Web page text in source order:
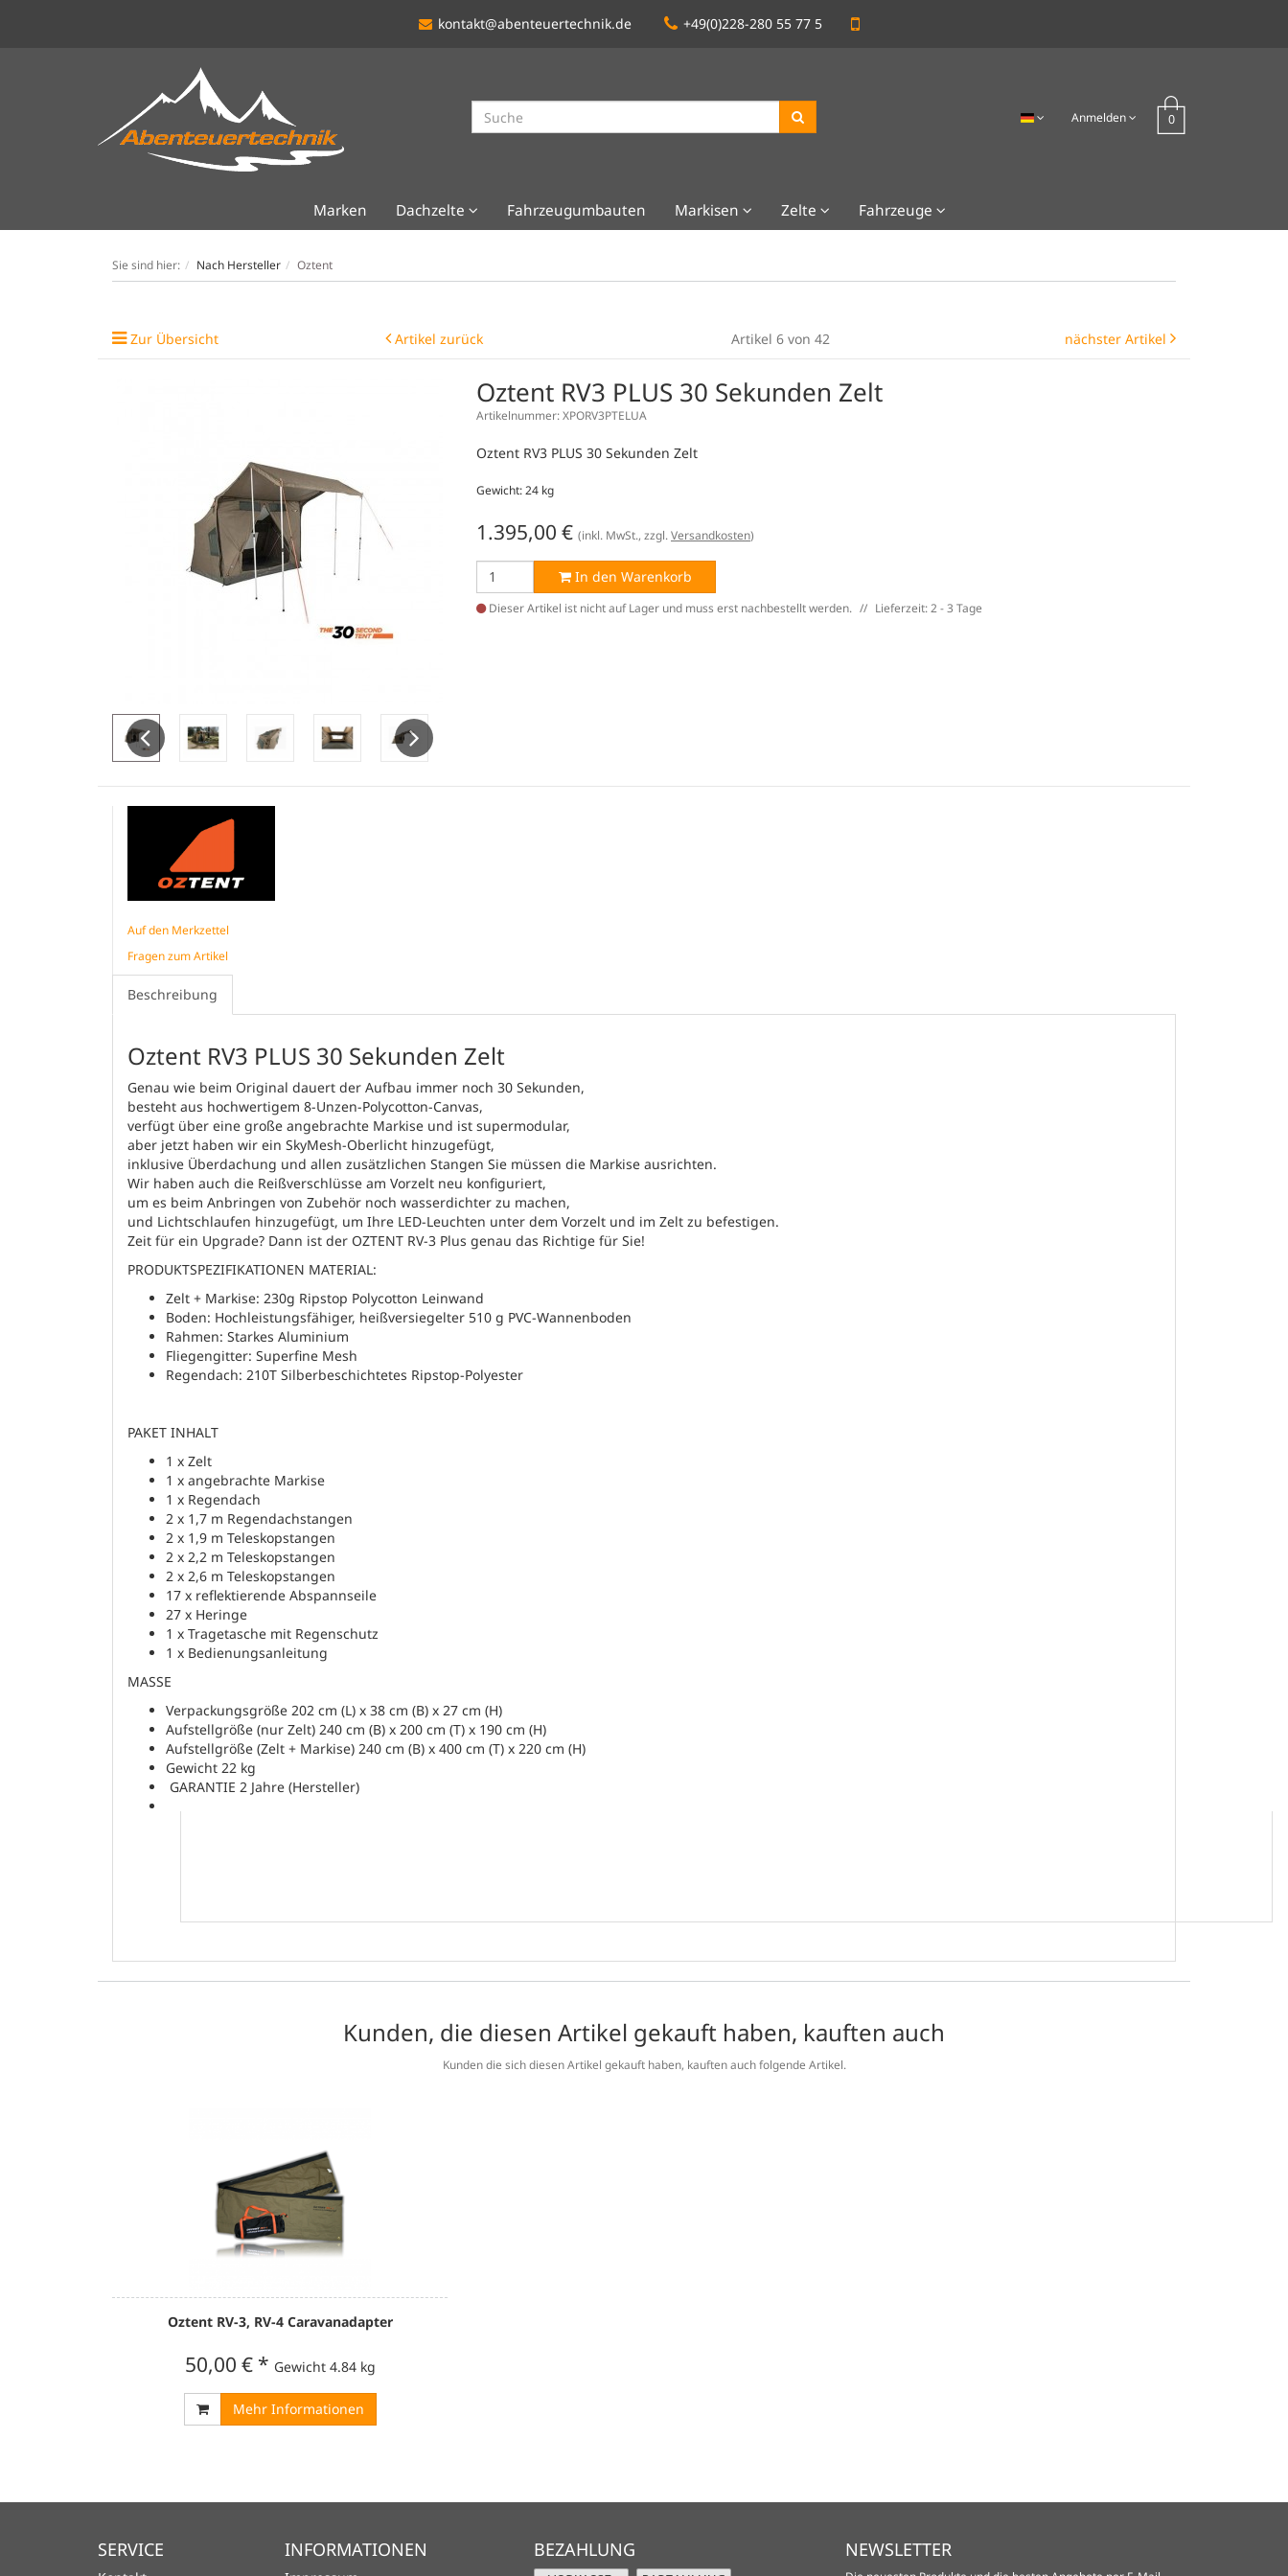
kontakt@abenteuertechnik.de +49(0)228-280 55 77 5
Anmelden
Marken Dachzelte Fahrzeugumbauten Markisen Zelte Fahrzeuge
Sie sind hier: Nach Hersteller Oztent
Zur Übersicht Artikel zurück Artikel 6 von 42 nächster Artikel
Previous Next
Oztent RV3 PLUS 30 Sekunden Zelt
Artikelnummer: XPORV3PTELUA
Oztent RV3 PLUS 30 Sekunden Zelt
Gewicht: 24 kg
1.395,00 € (inkl. MwSt., zzgl.Versandkosten)
In den Warenkorb
Dieser Artikel ist nicht auf Lager und muss erst nachbestellt werden. Lieferzeit: 2 - 3 Tage
Auf den Merkzettel
Fragen zum Artikel
Beschreibung
Oztent RV3 PLUS 30 Sekunden Zelt
Genau wie beim Original dauert der Aufbau immer noch 30 Sekunden,
besteht aus hochwertigem 8-Unzen-Polycotton-Canvas,
verfügt über eine große angebrachte Markise und ist supermodular,
aber jetzt haben wir ein SkyMesh-Oberlicht hinzugefügt,
inklusive Überdachung und allen zusätzlichen Stangen Sie müssen die Markise ausrichten.
Wir haben auch die Reißverschlüsse am Vorzelt neu konfiguriert,
um es beim Anbringen von Zubehör noch wasserdichter zu machen,
und Lichtschlaufen hinzugefügt, um Ihre LED-Leuchten unter dem Vorzelt und im Zelt zu befestigen.
Zeit für ein Upgrade? Dann ist der OZTENT RV-3 Plus genau das Richtige für Sie!
PRODUKTSPEZIFIKATIONEN MATERIAL:
Zelt + Markise: 230g Ripstop Polycotton Leinwand
Boden: Hochleistungsfähiger, heißversiegelter 510 g PVC-Wannenboden
Rahmen: Starkes Aluminium
Fliegengitter: Superfine Mesh
Regendach: 210T Silberbeschichtetes Ripstop-Polyester
PAKET INHALT
1 x Zelt
1 x angebrachte Markise
1 x Regendach
2 x 1,7 m Regendachstangen
2 x 1,9 m Teleskopstangen
2 x 2,2 m Teleskopstangen
2 x 2,6 m Teleskopstangen
17 x reflektierende Abspannseile
27 x Heringe
1 x Tragetasche mit Regenschutz
1 x Bedienungsanleitung
MASSE
Verpackungsgröße 202 cm (L) x 38 cm (B) x 27 cm (H)
Aufstellgröße (nur Zelt) 240 cm (B) x 200 cm (T) x 190 cm (H)
Aufstellgröße (Zelt + Markise) 240 cm (B) x 400 cm (T) x 220 cm (H)
Gewicht 22 kg
GARANTIE 2 Jahre (Hersteller)
Kunden, die diesen Artikel gekauft haben, kauften auch
Kunden die sich diesen Artikel gekauft haben, kauften auch folgende Artikel.
Oztent RV-3, RV-4 Caravanadapter
50,00 € * Gewicht 4.84 kg
Mehr Informationen
SERVICE INFORMATIONEN BEZAHLUNG NEWSLETTER